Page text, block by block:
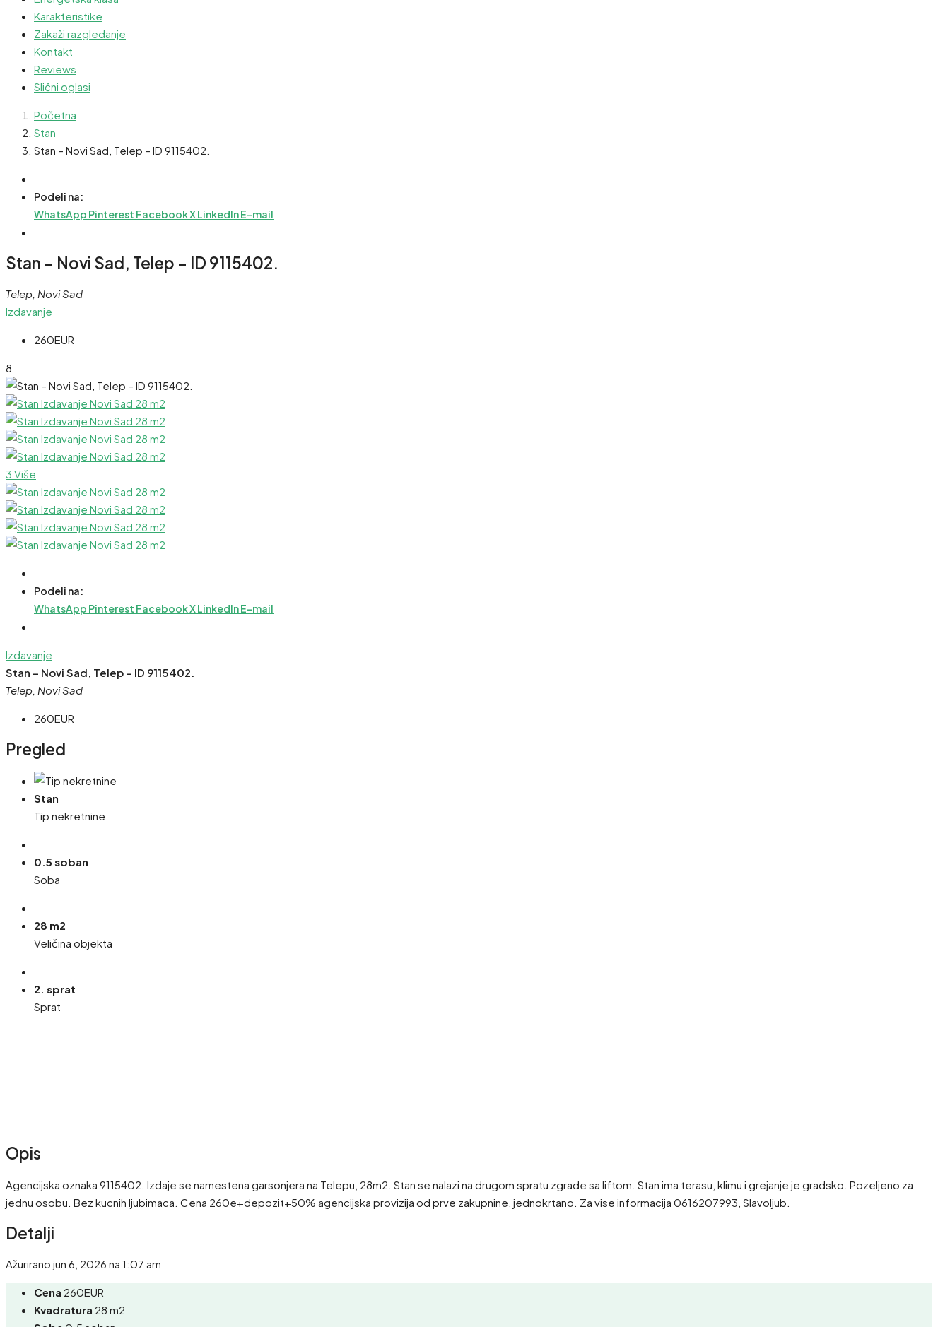
Karakteristike
Zakaži razgledanje
Kontakt
Reviews
Slični oglasi
Početna
Stan
Stan – Novi Sad, Telep – ID 9115402.
Podeli na:
WhatsApp Pinterest FacebookXLinkedInE-mail
Stan – Novi Sad, Telep – ID 9115402.
Telep, Novi Sad
Izdavanje
260EUR
8
3 Više
Podeli na:
WhatsApp Pinterest FacebookXLinkedInE-mail
Izdavanje
Stan – Novi Sad, Telep – ID 9115402.
Telep, Novi Sad
260EUR
Pregled
Stan
Tip nekretnine
0.5 soban
Soba
28 m2
Veličina objekta
2. sprat
Sprat
Opis
Agencijska oznaka 9115402. Izdaje se namestena garsonjera na Telepu, 28m2. Stan se nalazi na drugom spratu zgrade sa liftom. Stan ima terasu, klimu i grejanje je gradsko. Pozeljeno za
jednu osobu. Bez kucnih ljubimaca. Cena 260e+depozit+50% agencijska provizija od prve zakupnine, jednokrtano. Za vise informacija 0616207993, Slavoljub.
Detalji
Ažurirano jun 6, 2026 na 1:07 am
Cena 260EUR
Kvadratura 28 m2